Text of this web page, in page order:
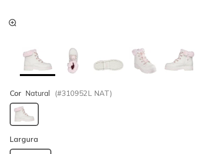
Cor Natural (#310952L NAT)
selecionado
Largura